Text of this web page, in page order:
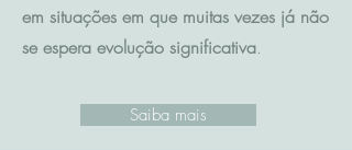
em situações em que muitas vezes já não
se espera evolução significativa.
Saiba mais